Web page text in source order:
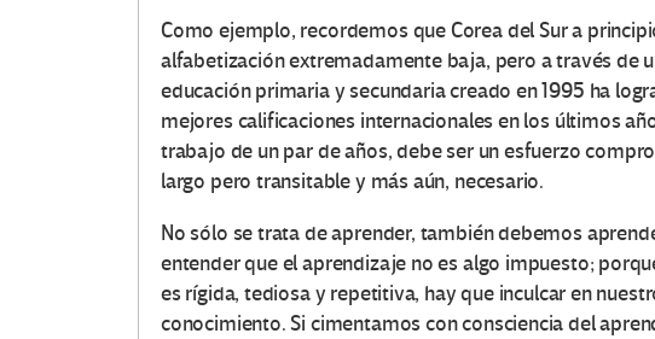
Como ejemplo, recordemos que Corea del Sur a
alfabetización extremadamente baja, pero a través de
educación primaria y secundaria creado en 1995 ha
mejores calificaciones internacionales en los últimos
trabajo de un par de años, debe ser un esfuerzo
largo pero transitable y más aún, necesario.
No sólo se trata de aprender, también debemos
entender que el aprendizaje no es algo impuesto;
es rígida, tediosa y repetitiva, hay que inculcar en
conocimiento. Si cimentamos con consciencia del